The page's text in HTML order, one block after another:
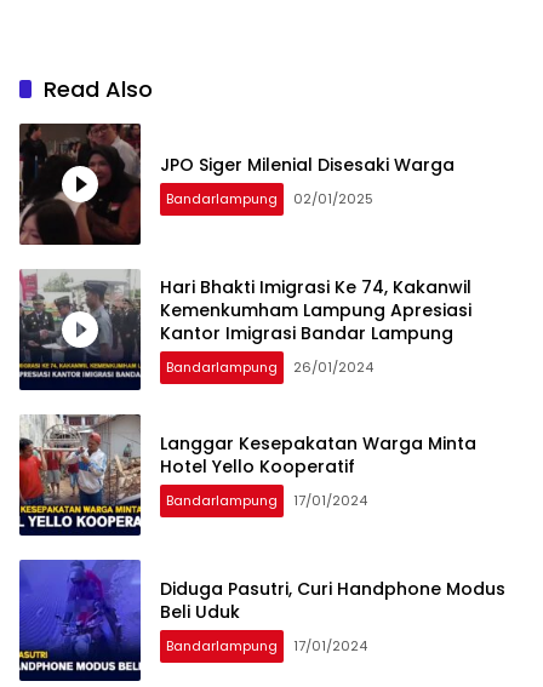
Read Also
JPO Siger Milenial Disesaki Warga
Bandarlampung 02/01/2025
Hari Bhakti Imigrasi Ke 74, Kakanwil
Kemenkumham Lampung Apresiasi
Kantor Imigrasi Bandar Lampung
Bandarlampung 26/01/2024
Langgar Kesepakatan Warga Minta
Hotel Yello Kooperatif
Bandarlampung 17/01/2024
Diduga Pasutri, Curi Handphone Modus
Beli Uduk
Bandarlampung 17/01/2024